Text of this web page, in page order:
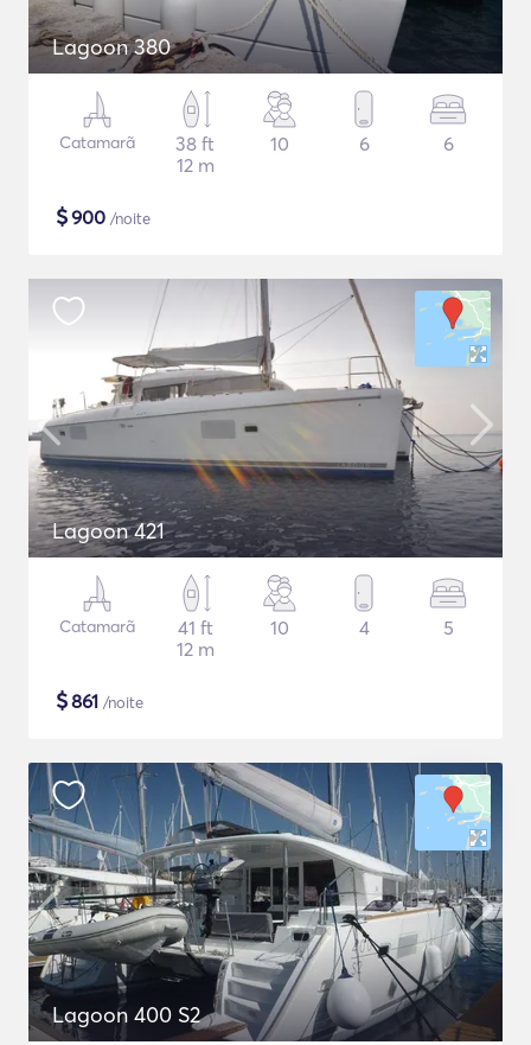
Lagoon 380
Catamarã
38 ft
12 m
10 6 6
$900 /noite
Lagoon 421
Catamarã
41 ft
12 m
10 4 5
$861 /noite
Lagoon 400 S2